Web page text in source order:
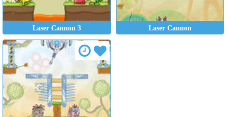
Laser Cannon 3 Laser Cannon